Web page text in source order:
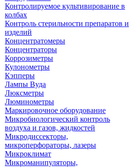
Контролируемое культивирование в
колбах
Контроль стерильности препаратов и
изделий
Концентратомеры
Концентраторы
Коррозиметры
Кулонометры
Кэпперы
Лампы Вуда
Люксметры
Люминометры
Маркировочное оборудование
Микробиологический контроль
воздуха и газов, жидкостей
Микродиссекторы,
микроперфораторы, лазеры
Микроклимат
Микроманипуляторы,